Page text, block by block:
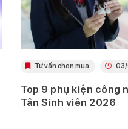
Tư vấn chọn mua
Top 9 phụ kiện công
Tân Sinh viên 2026